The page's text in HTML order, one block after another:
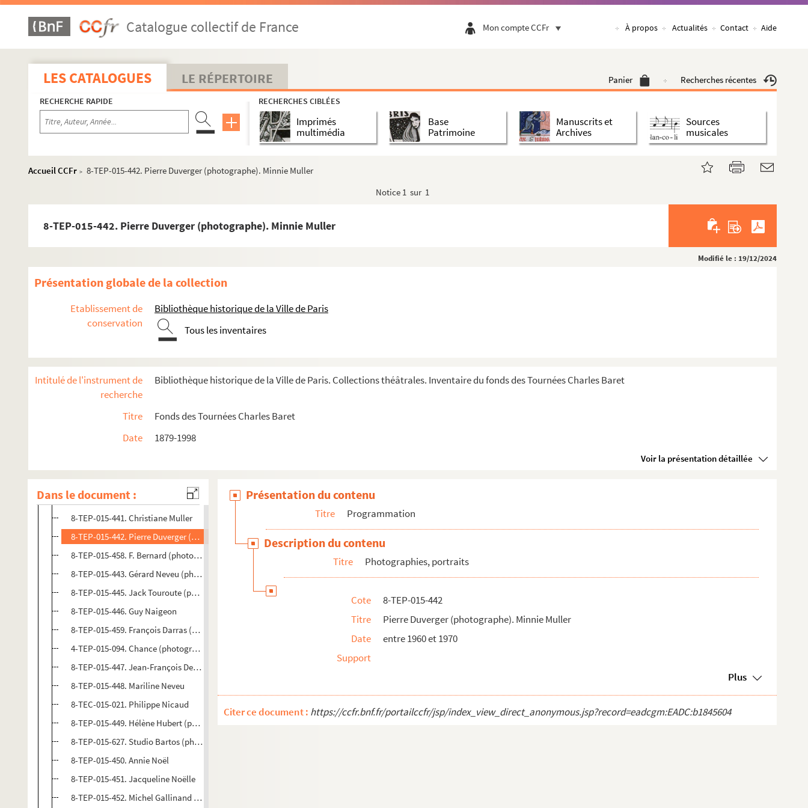
Catalogue collectif de France Mon compte CCFr À propos Actualités Contact Aide
LES CATALOGUES LE RÉPERTOIRE Panier Recherches récentes
RECHERCHE RAPIDE RECHERCHES CIBLÉES
Imprimés
multimédia
Base
Patrimoine
Manuscrits et
Archives
Sources
musicales
Accueil CCFr > 8-TEP-015-442. Pierre Duverger (photographe). Minnie Muller
Notice 1 sur 1
8-TEP-015-442. Pierre Duverger (photographe). Minnie Muller
Modifié le : 19/12/2024
Présentation globale de la collection
Etablissement de
conservation
Bibliothèque historique de la Ville de Paris
Tous les inventaires
Intitulé de l'instrument de
recherche
Bibliothèque historique de la Ville de Paris. Collections théâtrales. Inventaire du fonds des Tournées Charles Baret
Titre
Fonds des Tournées Charles Baret
Date
1879-1998
Voir la présentation détaillée
Dans le document :
8-TEP-015-420. Studio Hollywood (photographe). Lucien Méry
8-TEP-015-421. Jacques Meyran
8-TEP-015-422. Albert Michel
8-TEP-015-423. Clément Michu
8-TEP-015-424. Nicolas Treatt (photographe). Jacqueline Mille
4-TEP-015-093. Jacqueline Mille
8-TEP-015-457. Michel Modo et Pierre Douglas
8-TEP-015-429. Georges Pierre (photographe). Robert Moncade
8-TEP-015-431. Françoise Moncey
8-TEP-015-432. Studio Vallois (photographe). Roland Monk
8-TEP-015-434. Nathalie Blandin (photographe). Annie Monnier
8-TEP-015-435. Interphot (photographe). Jean-Claude Montalban
8-TEP-015-437. Guillemette Mori
8-TEP-015-439. Pétronille Moss
8-TEP-015-440. H. Guérard (photographe). Mouloudji
8-TEP-015-441. Christiane Muller
8-TEP-015-442. Pierre Duverger (photographe). Minnie Muller
8-TEP-015-458. F. Bernard (photographe). Roger Muni
8-TEP-015-443. Gérard Neveu (photographe). Noëlle Musard
8-TEP-015-445. Jack Touroute (photographe). André Nader
8-TEP-015-446. Guy Naigeon
8-TEP-015-459. François Darras (photographe). Charles Naugle
4-TEP-015-094. Chance (photographe). Inès Nazaris
8-TEP-015-447. Jean-François Delon (photographe). Mariline Neveu
8-TEP-015-448. Mariline Neveu
8-TEC-015-021. Philippe Nicaud
8-TEP-015-449. Hélène Hubert (photographe). Aldo Nicolaï
8-TEP-015-627. Studio Bartos (photographe). Jacqueline Nigay
8-TEP-015-450. Annie Noël
8-TEP-015-451. Jacqueline Noëlle
8-TEP-015-452. Michel Gallinand (photographe). Dominique Nolf
Présentation du contenu
Titre Programmation
Description du contenu
Titre Photographies, portraits
Cote
8-TEP-015-442
Titre
Pierre Duverger (photographe). Minnie Muller
Date
entre 1960 et 1970
Support
Plus
Citer ce document : https://ccfr.bnf.fr/portailccfr/jsp/index_view_direct_anonymous.jsp?record=eadcgm:EADC:b1845604